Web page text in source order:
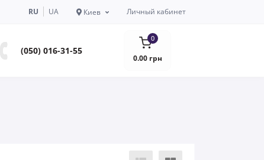
RU UA Киев Личный кабинет
(050) 016-31-55
0
0.00 грн